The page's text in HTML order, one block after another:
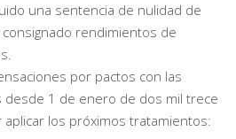
una sentencia de nulidad de
rendimientos de
por pactos con las
1 de enero de dos mil trece
los próximos tratamientos: